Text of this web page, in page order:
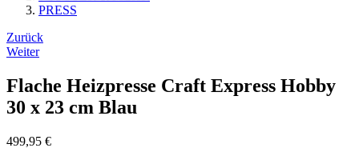
PRESS
Beitrags-
Navigation
Zurück
Weiter
Flache Heizpresse Craft Express Hobby
30 x 23 cm Blau
499,95 €